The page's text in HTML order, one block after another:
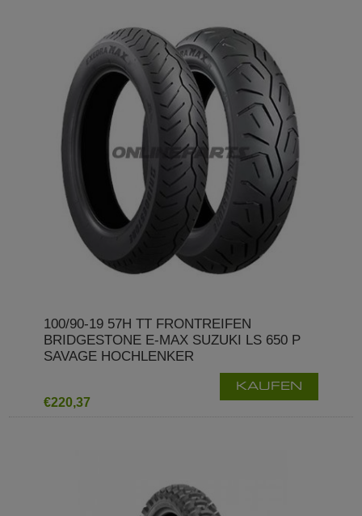
100/90-19 57H TT FRONTREIFEN
BRIDGESTONE E-MAX SUZUKI LS 650 P
SAVAGE HOCHLENKER
€220,37
KAUFEN